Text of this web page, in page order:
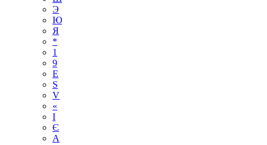
Э
Ю
Я
*
1
9
E
S
V
«
І
Є
А